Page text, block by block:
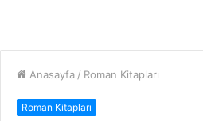
Anasayfa / Roman Kitapları
Roman Kitapları